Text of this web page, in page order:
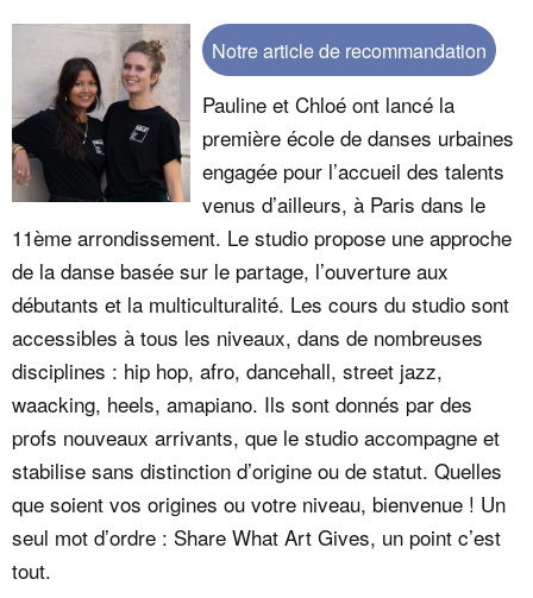
Notre article de recommandation
Pauline et Chloé ont lancé la
première école de danses urbaines
engagée pour l’accueil des talents
venus d’ailleurs, à Paris dans le
11ème arrondissement. Le studio propose une approche
de la danse basée sur le partage, l’ouverture aux
débutants et la multiculturalité. Les cours du studio sont
accessibles à tous les niveaux, dans de nombreuses
disciplines : hip hop, afro, dancehall, street jazz,
waacking, heels, amapiano. Ils sont donnés par des
profs nouveaux arrivants, que le studio accompagne et
stabilise sans distinction d’origine ou de statut. Quelles
que soient vos origines ou votre niveau, bienvenue ! Un
seul mot d’ordre : Share What Art Gives, un point c’est
tout.